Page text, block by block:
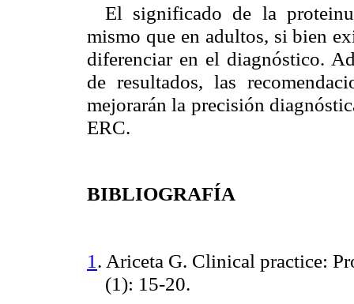
El significado de la
mismo que en adultos, si bien
diferenciar en el diagnóstico.
de resultados, las
mejorarán la precisión
ERC.
BIBLIOGRAFÍA
1 . Ariceta G. Clinical practice:
(1): 15-20.